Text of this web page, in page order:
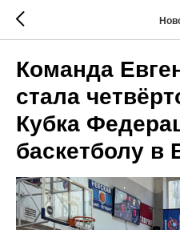
Команда
стала
Кубка
баскетболу в